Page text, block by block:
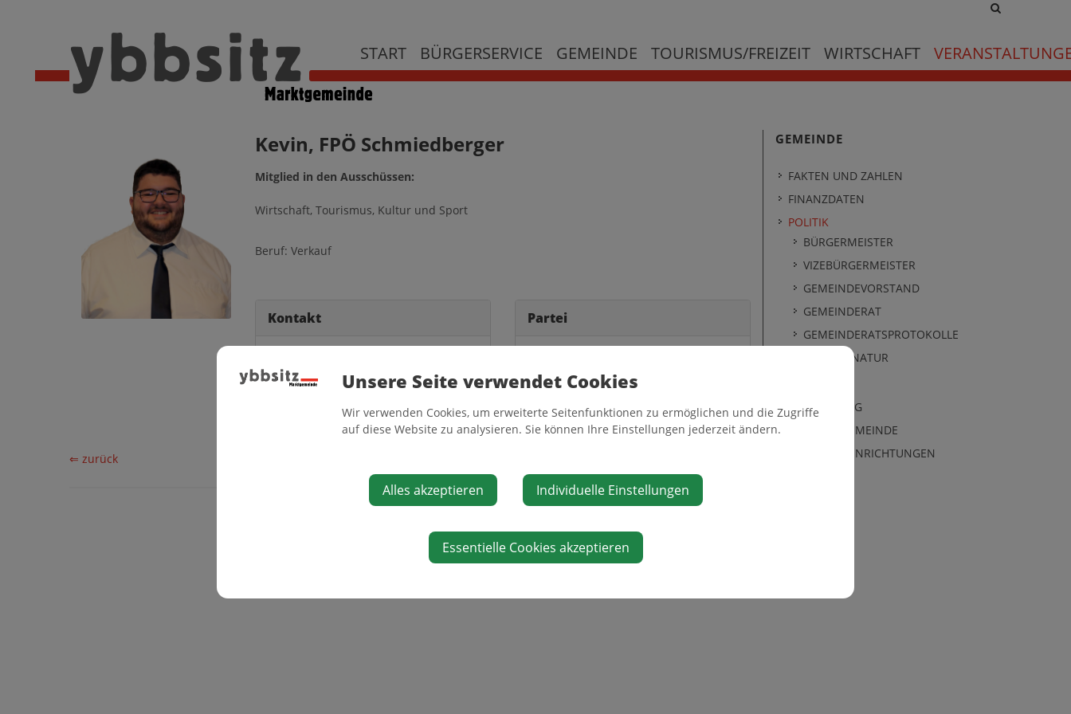
START BÜRGERSERVICE GEMEINDE TOURISMUS/FREIZEIT WIRTSCHAFT
Site
Kevin, FPÖ Schmiedberger
Mitglied in den Ausschüssen:
Wirtschaft, Tourismus, Kultur und Sport
Beruf: Verkauf
Kontakt
kevin.schmiedberger@gmail.com
Partei
⇐ zurück
GEMEINDE
FAKTEN UND ZAHLEN
FINANZDATEN
POLITIK
BÜRGERMEISTER
VIZEBÜRGERMEISTER
GEMEINDEVORSTAND
GEMEINDERAT
GEMEINDERATSPROTOKOLLE
AMTSSIGNATUR
VERWALTUNG
ÜBER DIE GEMEINDE
GEMEINDEEINRICHTUNGEN
Unsere Seite verwendet Cookies
Wir verwenden Cookies, um erweiterte Seitenfunktionen zu ermöglichen und die Zugriffe
auf diese Website zu analysieren. Sie können Ihre Einstellungen jederzeit ändern.
Alles akzeptieren Individuelle Einstellungen
Essentielle Cookies akzeptieren